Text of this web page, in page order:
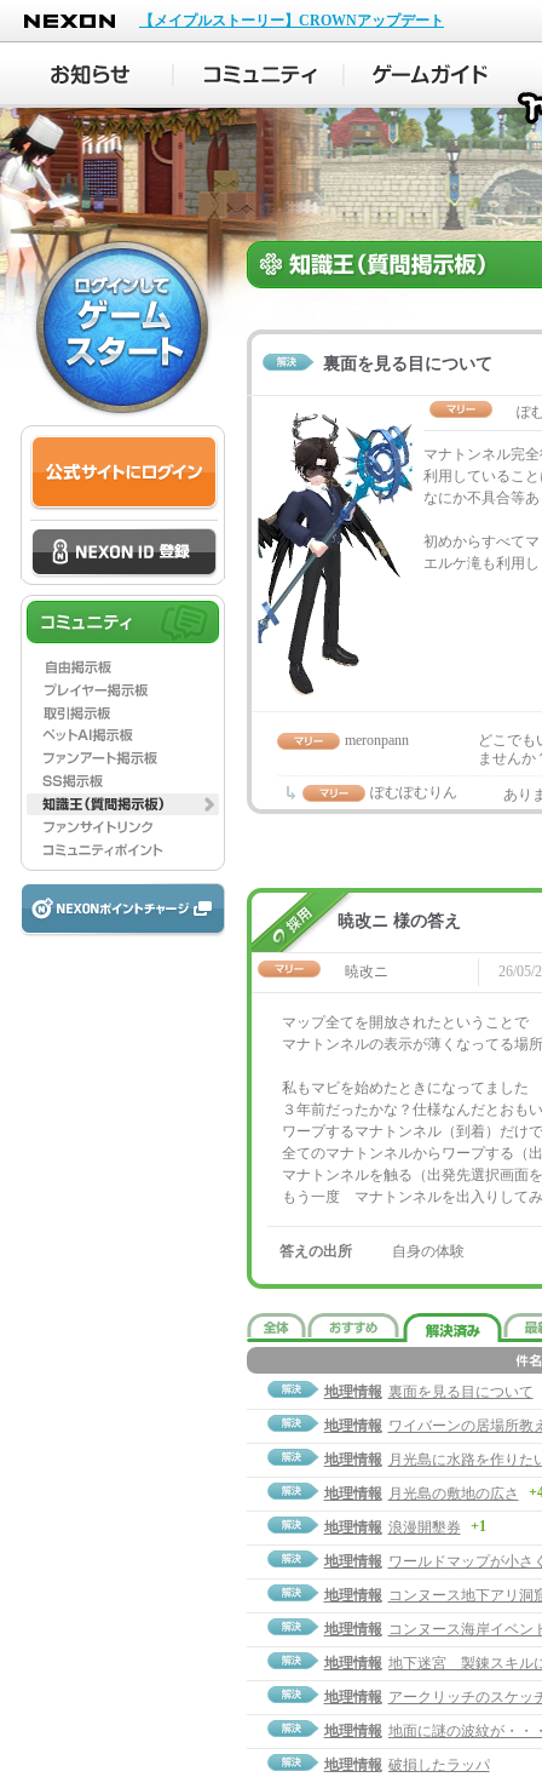
NEXON
【メイプルストーリー】CROWNアップデート
裏面を見る目について
ぽ
マナトンネル完
利用しているこ
なにか不具合等
初めからすべて
エルケ滝も利用
meronpann
どこでも
ませんか
ぽむぽむりん
あり
暁改ニ 様の答え
暁改ニ 26/05/
マップ全てを開放されたということで
マナトンネルの表示が薄くなってる場
私もマビを始めたときになってました
３年前だったかな？仕様なんだとおも
ワープするマナトンネル（到着）だけ
全てのマナトンネルからワープする（
マナトンネルを触る（出発先選択画面
もう一度 マナトンネルを出入りして
答えの出所 自身の体験
地理情報 裏面を見る目について
地理情報 ワイバーンの居場所教
地理情報 月光島に水路を作りた
地理情報 月光島の敷地の広さ
地理情報 浪漫開墾券 +1
地理情報 ワールドマップが小さ
地理情報 コンヌース地下アリ洞
地理情報 コンヌース海岸イベン
地理情報 地下迷宮 製錬スキル
地理情報 アークリッチのスケッ
地理情報 地面に謎の波紋が・・
地理情報 破損したラッパ